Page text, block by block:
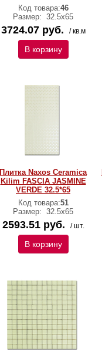
Код товара:46
Размер: 32.5x65
3724.07 руб. / кв.м
В корзину
Плитка Naxos Ceramica
Kilim FASCIA JASMINE
VERDE 32.5*65
Код товара:51
Размер: 32.5x65
2593.51 руб. / шт.
В корзину